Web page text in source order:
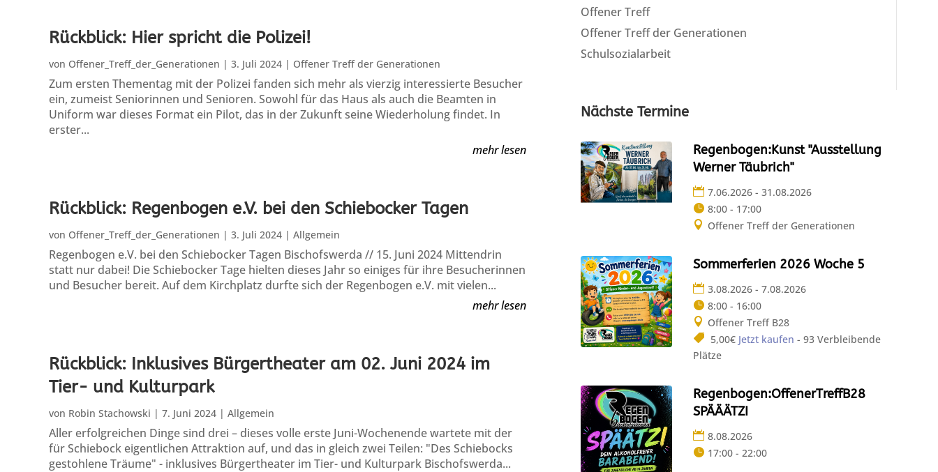
Rückblick: Hier spricht die Polizei!
von Offener_Treff_der_Generationen | 3. Juli 2024| Offener Treff der Generationen
Zum ersten Thementag mit der Polizei fanden sich mehr als vierzig interessierte Besucher
ein, zumeist Seniorinnen und Senioren. Sowohl für das Haus als auch die Beamten in
Uniform war dieses Format ein Pilot, das in der Zukunft seine Wiederholung findet. In
erster...
mehr lesen
Rückblick: Regenbogen e.V. bei den Schiebocker Tagen
von Offener_Treff_der_Generationen | 3. Juli 2024| Allgemein
Regenbogen e.V. bei den Schiebocker Tagen Bischofswerda // 15. Juni 2024 Mittendrin
statt nur dabei! Die Schiebocker Tage hielten dieses Jahr so einiges für ihre Besucherinnen
und Besucher bereit. Auf dem Kirchplatz durfte sich der Regenbogen e.V. mit vielen...
mehr lesen
Rückblick: Inklusives Bürgertheater am 02. Juni 2024 im
Tier- und Kulturpark
von Robin Stachowski | 7. Juni 2024| Allgemein
Aller erfolgreichen Dinge sind drei – dieses volle erste Juni-Wochenende wartete mit der
für Schiebock eigentlichen Attraktion auf, und das in gleich zwei Teilen: "Des Schiebocks
gestohlene Träume" - inklusives Bürgertheater im Tier- und Kulturpark Bischofswerda...
Offener Treff
Offener Treff der Generationen
Schulsozialarbeit
Nächste Termine
Regenbogen:Kunst "Ausstellung
Werner Täubrich"
7.06.2026 - 31.08.2026
8:00 - 17:00
Offener Treff der Generationen
Sommerferien 2026 Woche 5
3.08.2026 - 7.08.2026
8:00 - 16:00
Offener Treff B28
5,00€ Jetzt kaufen - 93 Verbleibende
Plätze
Regenbogen:OffenerTreffB28
SPÄÄÄTZI
8.08.2026
17:00 - 22:00